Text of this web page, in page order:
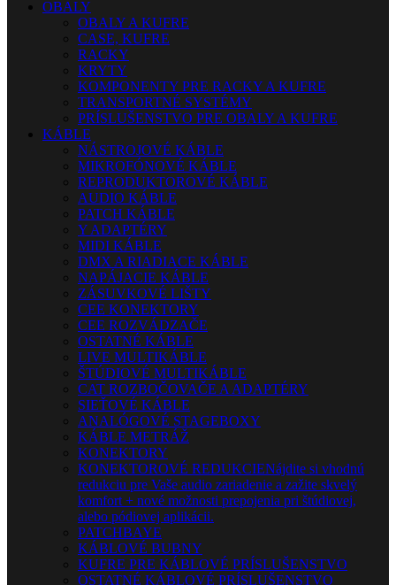
OBALY
OBALY A KUFRE
CASE, KUFRE
RACKY
KRYTY
KOMPONENTY PRE RACKY A KUFRE
TRANSPORTNÉ SYSTÉMY
PRÍSLUŠENSTVO PRE OBALY A KUFRE
KÁBLE
NÁSTROJOVÉ KÁBLE
MIKROFÓNOVÉ KÁBLE
REPRODUKTOROVÉ KÁBLE
AUDIO KÁBLE
PATCH KÁBLE
Y ADAPTÉRY
MIDI KÁBLE
DMX A RIADIACE KÁBLE
NAPÁJACIE KÁBLE
ZÁSUVKOVÉ LIŠTY
CEE KONEKTORY
CEE ROZVÁDZAČE
OSTATNÉ KÁBLE
LIVE MULTIKÁBLE
ŠTÚDIOVÉ MULTIKÁBLE
CAT ROZBOČOVAČE A ADAPTÉRY
SIEŤOVÉ KÁBLE
ANALÓGOVÉ STAGEBOXY
KÁBLE METRÁŽ
KONEKTORY
KONEKTOROVÉ REDUKCIENájdite si vhodnú
redukciu pre Vaše audio zariadenie a zažite skvelý
komfort + nové možnosti prepojenia pri štúdiovej,
alebo pódiovej aplikácii.
PATCHBAYE
KÁBLOVÉ BUBNY
KUFRE PRE KÁBLOVÉ PRÍSLUŠENSTVO
OSTATNÉ KÁBLOVÉ PRÍSLUŠENSTVO